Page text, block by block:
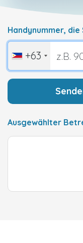
Handynummer,
+63
Ausgewählter